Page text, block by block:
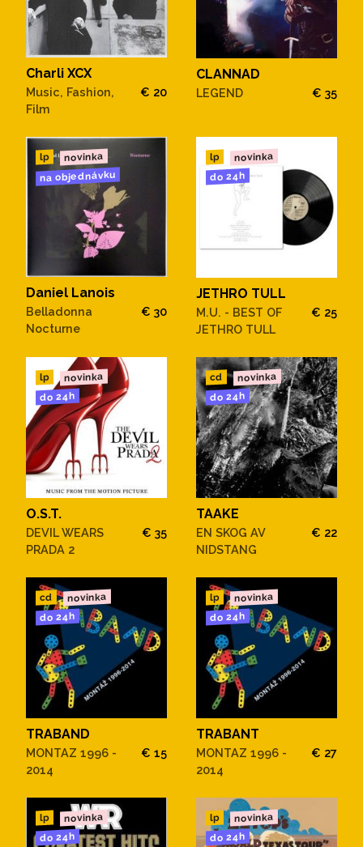
Charli XCX
Music, Fashion,
Film
€ 20
CLANNAD
LEGEND € 35
lp novinka
na objednávku
Daniel Lanois
Belladonna
Nocturne
€ 30
lp novinka
do 24h
JETHRO TULL
M.U. - BEST OF
JETHRO TULL
€ 25
lp novinka
do 24h
O.S.T.
DEVIL WEARS
PRADA 2
€ 35
cd novinka
do 24h
TAAKE
EN SKOG AV
NIDSTANG
€ 22
cd novinka
do 24h
TRABAND
MONTAZ 1996 -
2014
€ 15
lp novinka
do 24h
TRABANT
MONTAZ 1996 -
2014
€ 27
lp novinka
do 24h
lp novinka
do 24h